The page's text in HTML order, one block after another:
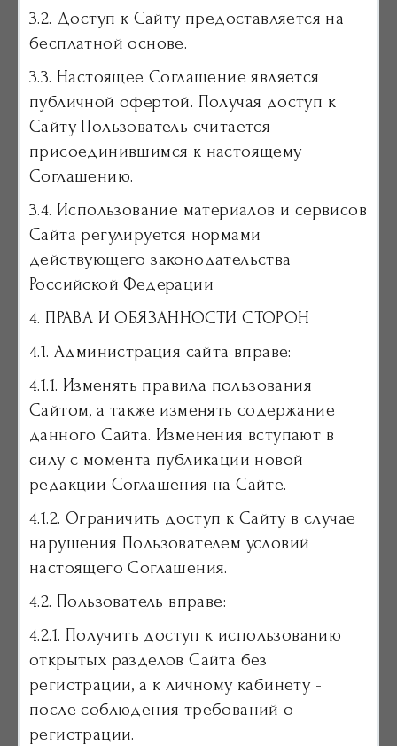
3.2. Доступ к Сайту предоставляется на
бесплатной основе.
3.3. Настоящее Соглашение является
публичной офертой. Получая доступ к
Сайту Пользователь считается
присоединившимся к настоящему
Соглашению.
3.4. Использование материалов и сервисов
Сайта регулируется нормами
действующего законодательства
Российской Федерации
4. ПРАВА И ОБЯЗАННОСТИ СТОРОН
4.1. Администрация сайта вправе:
4.1.1. Изменять правила пользования
Сайтом, а также изменять содержание
данного Сайта. Изменения вступают в
силу с момента публикации новой
редакции Соглашения на Сайте.
4.1.2. Ограничить доступ к Сайту в случае
нарушения Пользователем условий
настоящего Соглашения.
4.2. Пользователь вправе:
4.2.1. Получить доступ к использованию
открытых разделов Сайта без
регистрации, а к личному кабинету -
после соблюдения требований о
регистрации.